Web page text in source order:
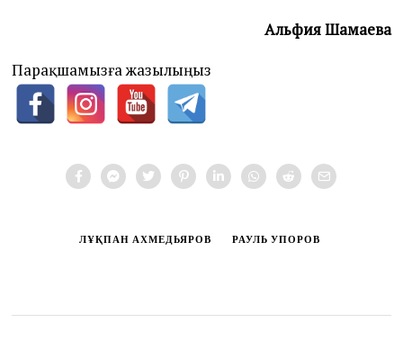
Альфия Шамаева
Парақшамызға жазылыңыз
ЛҰҚПАН АХМЕДЬЯРОВ РАУЛЬ УПОРОВ